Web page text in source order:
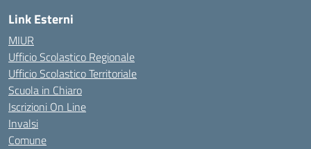
Link Esterni
MIUR
Ufficio Scolastico Regionale
Ufficio Scolastico Territoriale
Scuola in Chiaro
Iscrizioni On Line
Invalsi
Comune